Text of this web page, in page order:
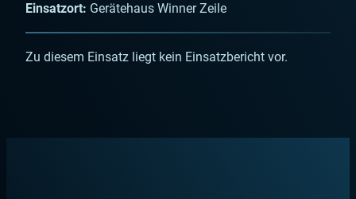
Einsatzort: Gerätehaus Winner Zeile
Zu diesem Einsatz liegt kein Einsatzbericht vor.